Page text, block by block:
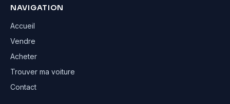
NAVIGATION
Accueil
Vendre
Acheter
Trouver ma voiture
Contact